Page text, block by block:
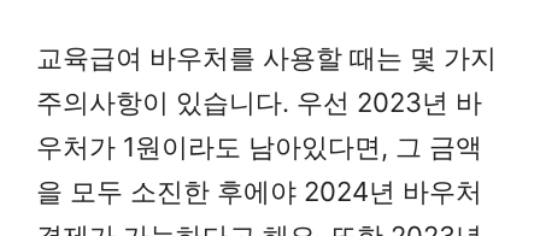
교육급여 바우처를 사용할 때는 몇 가지
주의사항이 있습니다. 우선 2023년 바
우처가 1원이라도 남아있다면, 그 금액
을 모두 소진한 후에야 2024년 바우처